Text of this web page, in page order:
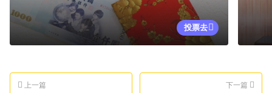
投票去
上一篇 下一篇